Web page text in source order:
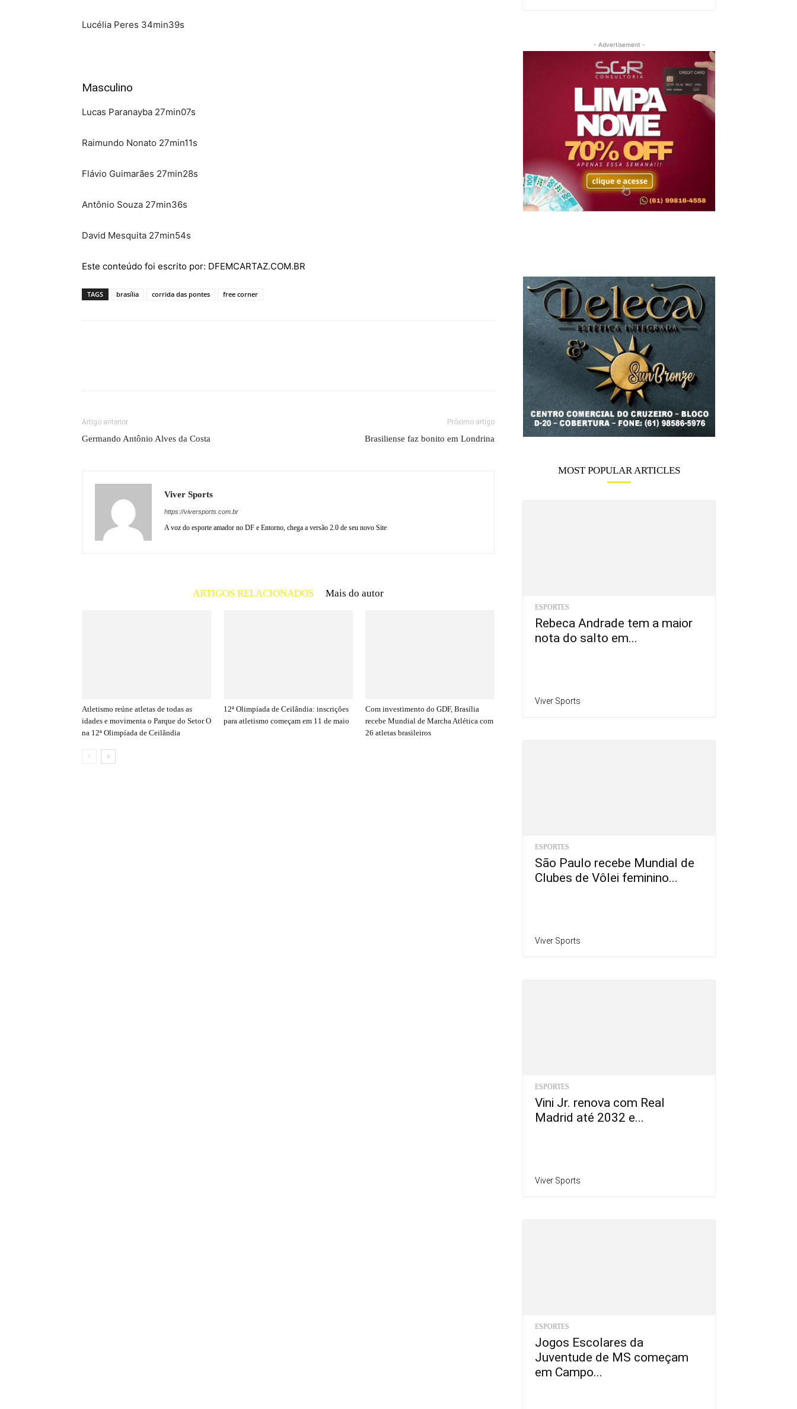
Lucélia Peres 34min39s
Masculino
Lucas Paranayba 27min07s
Raimundo Nonato 27min11s
Flávio Guimarães 27min28s
Antônio Souza 27min36s
David Mesquita 27min54s
Este conteúdo foi escrito por: DFEMCARTAZ.COM.BR
TAGS brasília corrida das pontes free corner
Artigo anterior
Germando Antônio Alves da Costa
Próximo artigo
Brasiliense faz bonito em Londrina
Viver Sports
https://viversports.com.br
A voz do esporte amador no DF e Entorno, chega a versão 2.0 de seu novo Site
ARTIGOS RELACIONADOS Mais do autor
Atletismo reúne atletas de todas as
idades e movimenta o Parque do Setor O
na 12ª Olimpíada de Ceilândia
12ª Olimpíada de Ceilândia: inscrições
para atletismo começam em 11 de maio
Com investimento do GDF, Brasília
recebe Mundial de Marcha Atlética com
26 atletas brasileiros
- Advertisement -
MOST POPULAR ARTICLES
ESPORTES
Rebeca Andrade tem a maior
nota do salto em...
Viver Sports
ESPORTES
São Paulo recebe Mundial de
Clubes de Vôlei feminino...
Viver Sports
ESPORTES
Vini Jr. renova com Real
Madrid até 2032 e...
Viver Sports
ESPORTES
Jogos Escolares da
Juventude de MS começam
em Campo...